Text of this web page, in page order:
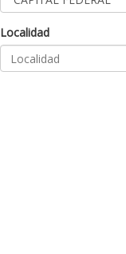
Localidad